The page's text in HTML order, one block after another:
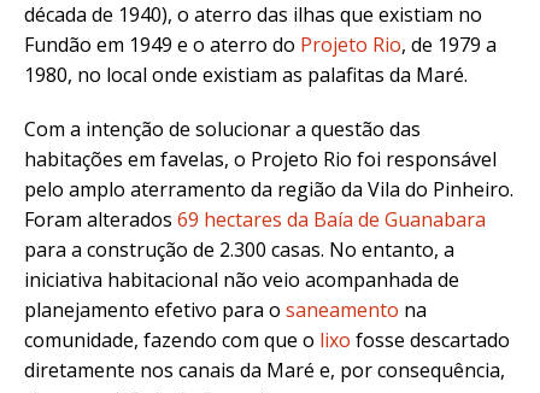
década de 1940), o aterro das ilhas que existiam no
Fundão em 1949 e o aterro do Projeto Rio, de 1979 a
1980, no local onde existiam as palafitas da Maré.
Com a intenção de solucionar a questão das
habitações em favelas, o Projeto Rio foi responsável
pelo amplo aterramento da região da Vila do Pinheiro.
Foram alterados 69 hectares da Baía de Guanabara
para a construção de 2.300 casas. No entanto, a
iniciativa habitacional não veio acompanhada de
planejamento efetivo para o saneamento na
comunidade, fazendo com que o lixo fosse descartado
diretamente nos canais da Maré e, por consequência,